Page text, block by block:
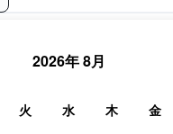
2026年 8月
火 水 木 金